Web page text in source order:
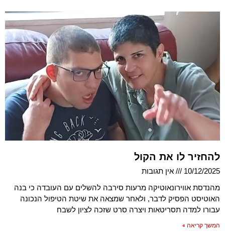
להחזיר לו את הקול
10/12/2025
אין תגובות
מהנדסת אווירונאוטיקה מרעות סירבה להשלים עם העובדה כי בנה
האוטיסט הפסיק לדבר, ולאחר שמצאה את שיטת הטיפול הנכונה
עבורו למדה תסריטאות ויצרה סרט שזכה לציון לשבח
המשך קריאה »